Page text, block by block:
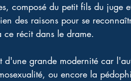
composé du petit fils du juge
des raisons pour se
récit dans le drame.
d'une grande modernité car
ou encore la